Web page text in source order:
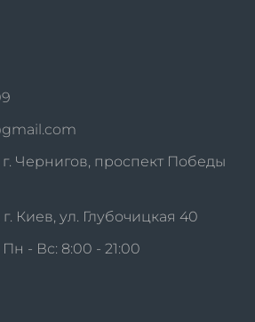
Чернигов, проспект Победы
Киев, ул. Глубочицкая 40
- Вс: 8:00 - 21:00